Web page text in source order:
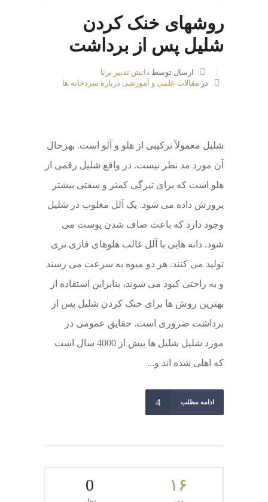
روشهای خنک کردن
شلیل پس از برداشت
ارسال توسط دانش تدبیر برنا
در مقالات علمی و آموزشی درباره سردخانه ها
شلیل معمولاً ترکیبی از هلو و آلو است. بهرحال
آن مورد مد نظر نیست. در واقع شلیل رقمی از
هلو است که برای تیرگی کمتر و سفتی بیشتر
پرورش داده می شود. یک آلل مغلوب در شلیل
وجود دارد که باعث صاف شدن پوست می
شود. دانه هایی با آلل غالب هلوهای فازی تری
تولید می کنند. هر دو میوه به سرعت می رسند
و به راحتی کبود می شوند، بنابراین استفاده از
بهترین روش ها برای خنک کردن شلیل پس از
برداشت ضروری است. حقایق عمومی در
مورد شلیل شلیل ها بیش از 4000 سال است
که اهلی شده اند و...
ادامه مطلب
۱۶ 0